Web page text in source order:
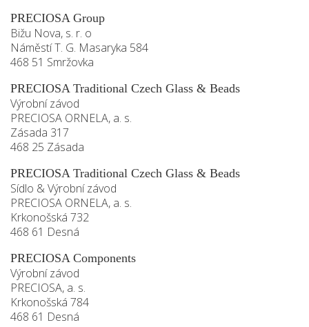
PRECIOSA Group
Bižu Nova, s. r. o
Náměstí T. G. Masaryka 584
468 51 Smržovka
PRECIOSA Traditional Czech Glass & Beads
Výrobní závod
PRECIOSA ORNELA, a. s.
Zásada 317
468 25 Zásada
PRECIOSA Traditional Czech Glass & Beads
Sídlo & Výrobní závod
PRECIOSA ORNELA, a. s.
Krkonošská 732
468 61 Desná
PRECIOSA Components
Výrobní závod
PRECIOSA, a. s.
Krkonošská 784
468 61 Desná